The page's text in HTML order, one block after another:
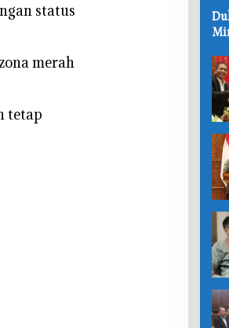
status
merah
tetap